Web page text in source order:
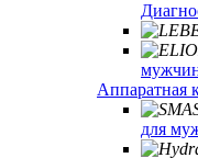
Аппаратная
для